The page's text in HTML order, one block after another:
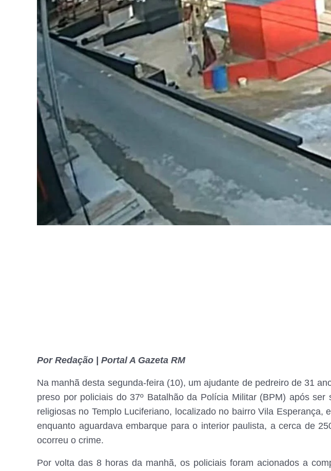
Por Redação | Portal A Gazeta RM
Na manhã desta segunda-feira (10), um ajudante de pedreiro de 31
preso por policiais do 37º Batalhão da Polícia Militar (BPM) após ser
religiosas no Templo Luciferiano, localizado no bairro Vila Esperança,
enquanto aguardava embarque para o interior paulista, a cerca de
ocorreu o crime.
Por volta das 8 horas da manhã, os policiais foram acionados a